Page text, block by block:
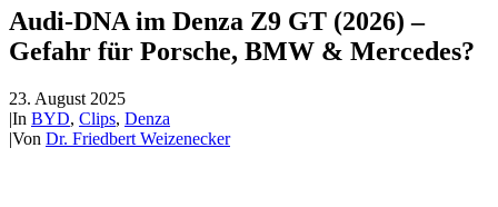
Audi-DNA im Denza Z9 GT (2026) –
Gefahr für Porsche, BMW & Mercedes?
23. August 2025
|In BYD, Clips, Denza
|Von Dr. Friedbert Weizenecker